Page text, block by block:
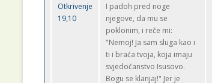
Otkrivenje
19,10
I padoh pred noge
njegove, da mu se
poklonim, i reče mi:
"Nemoj! Ja sam sluga kao i
ti i braća tvoja, koja imaju
svjedočanstvo Isusovo.
Bogu se klanjaj!" Jer je